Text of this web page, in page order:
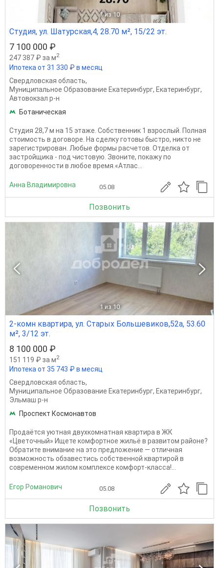
1 из 10
Студия, ул. Шатурская,4, 28.70 м², 15/22 эт.
7 100 000 ₽
247 387 ₽ за м2
Ипотека от 31 330 ₽ в месяц
Свердловская область,
Муниципальное Образование Екатеринбург, Екатеринбург,
Автовокзал р-н
Ботаническая
Студия 28,7 м на 15 этаже. Собственник 1 взрослый. Полная
стоимость в договоре. На сделку готовы быстро, никто не
зарегистрирован. Любые формы расчетов. Отделка от
застройщика - под чистовую. Звоните, покажу по
договоренности в любое время.«Атлас...
Анна Владимировна 05.08
Позвонить
1 из 10
2-комн квартира, ул. Старых Большевиков,52а, 53.60
м², 3/12 эт.
8 100 000 ₽
151 119 ₽ за м2
Ипотека от 35 743 ₽ в месяц
Свердловская область,
Муниципальное Образование Екатеринбург, Екатеринбург,
Эльмаш р-н
Проспект Космонавтов
Продаётся уютная двухкомнатная квартира в ЖК
«Цветочный» Ищете комфортное жильё в развитом районе?
Обратите внимание на это предложение — отличная
возможность обзавестись собственной квартирой в
современном жилом комплексе комфорт‑класса!...
Егор Романович 05.08
Позвонить